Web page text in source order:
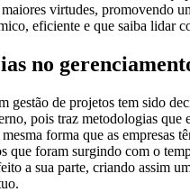
virtudes, promovendo
eficiente e que saiba lidar
no
gestão de projetos tem sido
pois traz metodologias que
forma que as empresas
que foram surgindo com o
a sua parte, criando assim